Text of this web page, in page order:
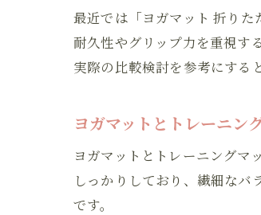
最近では「ヨガマット 折り
耐久性やグリップ力を重視す
実際の比較検討を参考にする
ヨガマットとトレーニン
ヨガマットとトレーニングマ
しっかりしており、繊細なバ
です。